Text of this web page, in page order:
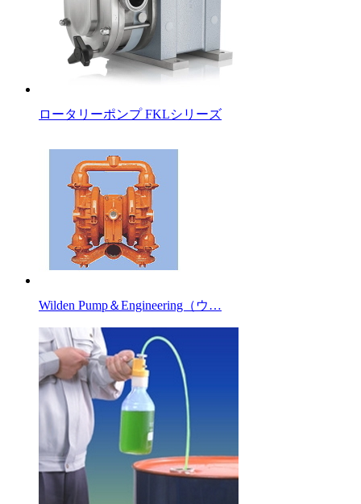
ロータリーポンプ FKLシリーズ
Wilden Pump＆Engineering（ウ…